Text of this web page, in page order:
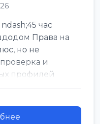
час
Права на
но не
и
профилей